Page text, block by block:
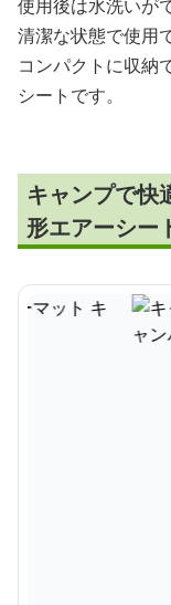
使用後は水洗いが
清潔な状態で使用
コンパクトに収納
シートです。
キャンプで快
形エアーシー